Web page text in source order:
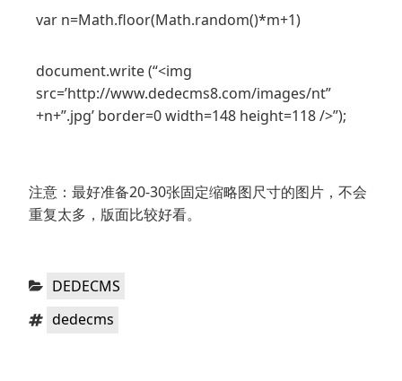
var n=Math.floor(Math.random()*m+1)
document.write (“<img
src=’http://www.dedecms8.com/images/nt”
+n+”.jpg’ border=0 width=148 height=118 />”);
注意：最好准备20-30张固定缩略图尺寸的图片，不会
重复太多，版面比较好看。
分
DEDECMS
标 dedecms